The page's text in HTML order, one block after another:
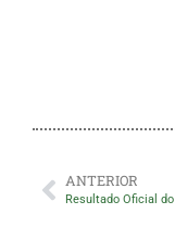
ANTERIOR
Resultado Oficial